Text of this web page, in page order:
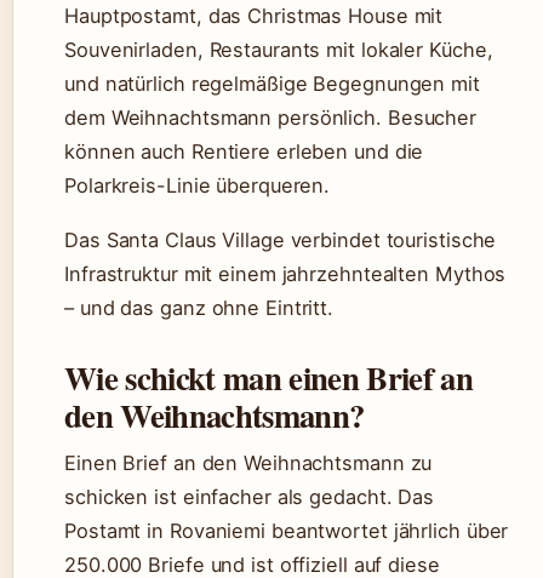
Hauptpostamt, das Christmas House mit
Souvenirladen, Restaurants mit lokaler Küche,
und natürlich regelmäßige Begegnungen mit
dem Weihnachtsmann persönlich. Besucher
können auch Rentiere erleben und die
Polarkreis-Linie überqueren.
Das Santa Claus Village verbindet touristische
Infrastruktur mit einem jahrzehntealten Mythos
– und das ganz ohne Eintritt.
Wie schickt man einen Brief an
den Weihnachtsmann?
Einen Brief an den Weihnachtsmann zu
schicken ist einfacher als gedacht. Das
Postamt in Rovaniemi beantwortet jährlich über
250.000 Briefe und ist offiziell auf diese